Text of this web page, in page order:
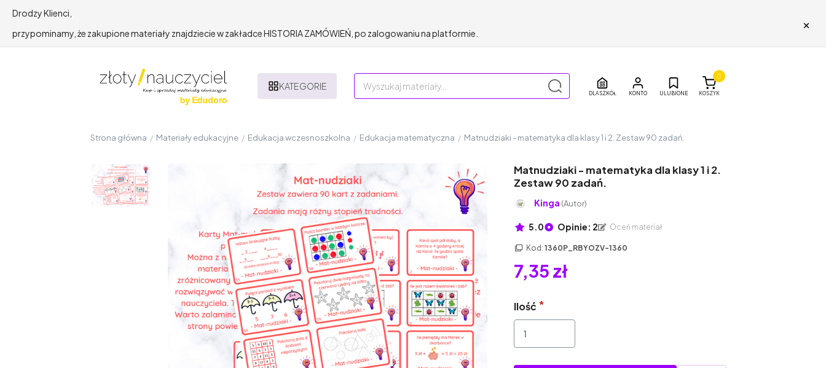
Drodzy Klienci,
przypominamy, że zakupione materiały znajdziecie w zakładce HISTORIA ZAMÓWIEŃ, po zalogowaniu na platformie.
×
KATEGORIE
DLA SZKÓŁ ULUBIONE KOSZYK
0
Strona główna / Materiały edukacyjne / Edukacja wczesnoszkolna / Edukacja matematyczna / Matnudziaki - matematyka dla klasy 1 i 2. Zestaw 90 zadań.
Matnudziaki - matematyka dla klasy 1 i 2.
Zestaw 90 zadań.
Kinga (Autor)
5.0 Opinie: 2 Oceń materiał
Kod:1360P_RBYOZV-1360
7,35 zł
Ilość